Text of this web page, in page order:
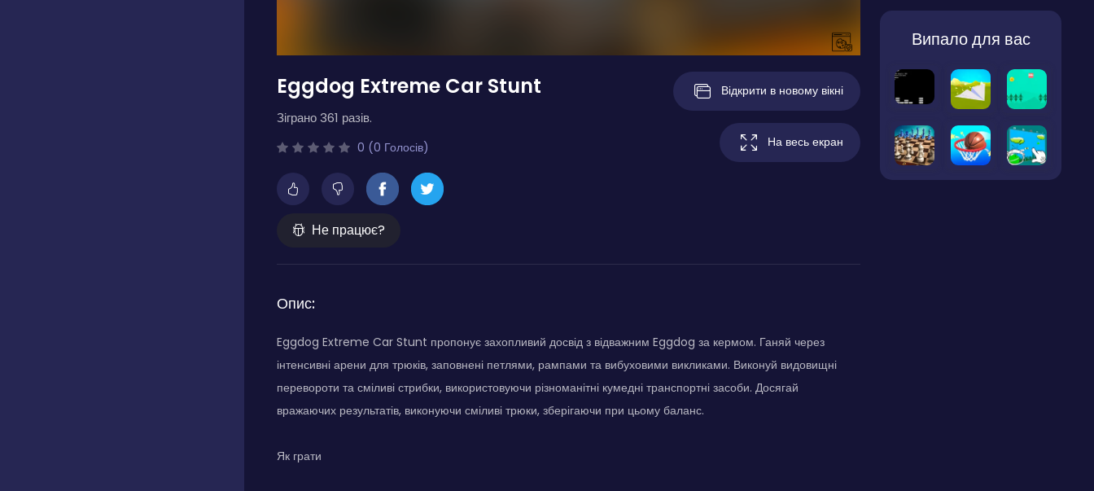
Eggdog Extreme Car Stunt
Зіграно 361 разів.
0 (0 Голосів)
Не працює?
Відкрити в новому вікні
На весь екран
Опис:
Eggdog Extreme Car Stunt пропонує захопливий досвід з відважним Eggdog за кермом. Ганяй через
інтенсивні арени для трюків, заповнені петлями, рампами та вибуховими викликами. Виконуй видовищні
перевороти та сміливі стрибки, використовуючи різноманітні кумедні транспортні засоби. Досягай
вражаючих результатів, виконуючи сміливі трюки, зберігаючи при цьому баланс.
Як грати
Випало для вас